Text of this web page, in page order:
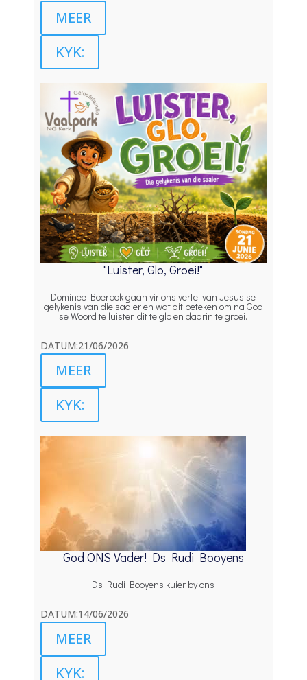
MEER
KYK:
"Luister, Glo, Groei!"
Dominee Boerbok gaan vir ons vertel van Jesus se
gelykenis van die saaier en wat dit beteken om na God
se Woord te luister, dit te glo en daarin te groei.
DATUM:21/06/2026
MEER
KYK:
God ONS Vader! Ds Rudi Booyens
Ds Rudi Booyens kuier by ons
DATUM:14/06/2026
MEER
KYK: